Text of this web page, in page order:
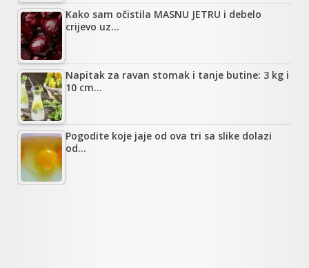
Kako sam očistila MASNU JETRU i debelo
crijevo uz…
Napitak za ravan stomak i tanje butine: 3 kg i
10 cm…
Pogodite koje jaje od ova tri sa slike dolazi
od…